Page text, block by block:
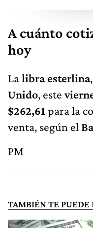
A cuánto
hoy
Lalibra esterlina
Unido, este
$262,61 para la
venta, según el
PM
TAMBIÉN TE PUEDE